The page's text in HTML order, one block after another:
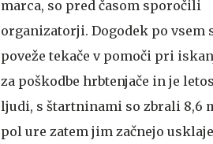
marca, so pred časom sporočili
organizatorji. Dogodek po vsem
poveže tekače v pomoči pri
za poškodbe hrbtenjače in je
ljudi, s štartninami so zbrali 8,6
pol ure zatem jim začnejo